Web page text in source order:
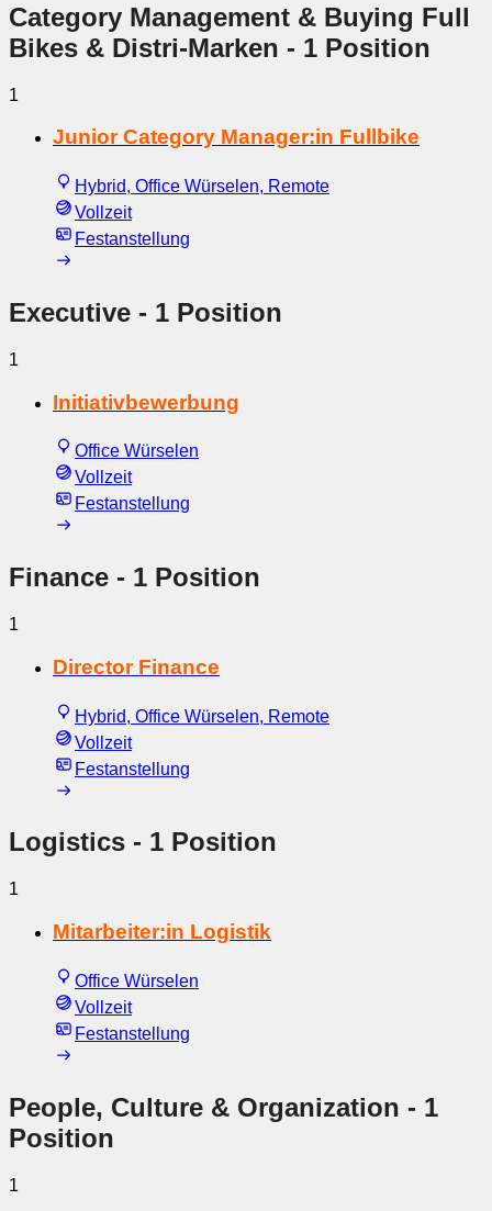
Category Management & Buying Full
Bikes & Distri-Marken - 1 Position
1
Junior Category Manager:in Fullbike
Hybrid, Office Würselen, Remote
Vollzeit
Festanstellung
Executive - 1 Position
1
Initiativbewerbung
Office Würselen
Vollzeit
Festanstellung
Finance - 1 Position
1
Director Finance
Hybrid, Office Würselen, Remote
Vollzeit
Festanstellung
Logistics - 1 Position
1
Mitarbeiter:in Logistik
Office Würselen
Vollzeit
Festanstellung
People, Culture & Organization - 1
Position
1